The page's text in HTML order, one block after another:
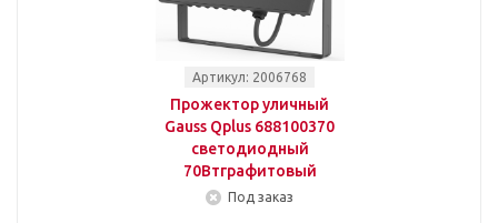
Артикул: 2006768
Прожектор уличный
Gauss Qplus 688100370
светодиодный
70Втграфитовый
Под заказ